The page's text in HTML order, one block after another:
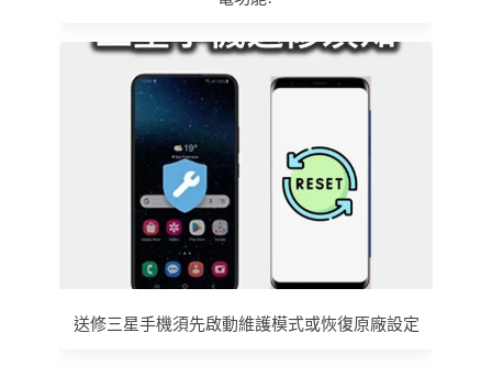
送修三星手機須先啟動維護模式或恢復原廠設定